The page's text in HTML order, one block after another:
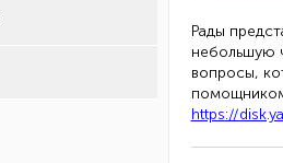
Рады
небольшую
вопросы,
https://